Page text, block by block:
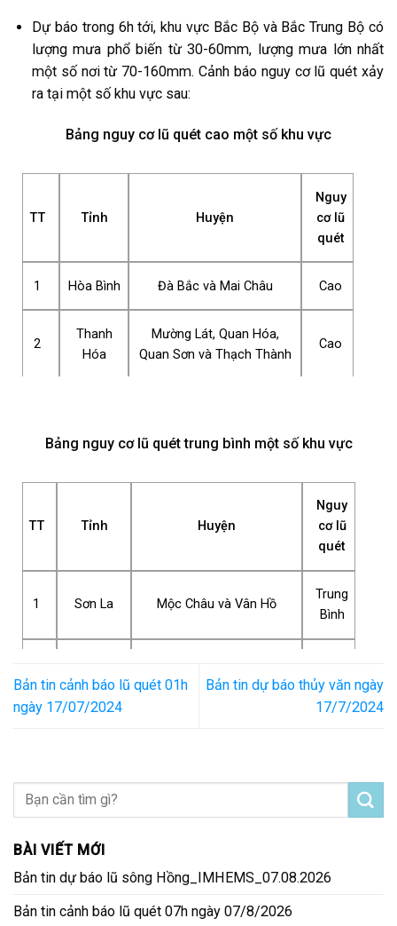
Dự báo trong 6h tới, khu vực Bắc Bộ và Bắc Trung Bộ có
lượng mưa phổ biến từ 30-60mm, lượng mưa lớn nhất
một số nơi từ 70-160mm. Cảnh báo nguy cơ lũ quét xảy
ra tại một số khu vực sau:
Bảng nguy cơ lũ quét cao một số khu vực
TT Tỉnh Huyện
Nguy
cơ lũ
quét
1 Hòa Bình Đà Bắc và Mai Châu Cao
2
Thanh
Hóa
Mường Lát, Quan Hóa,
Quan Sơn và Thạch Thành
Cao
Bảng nguy cơ lũ quét trung bình một số khu vực
TT Tỉnh Huyện
Nguy
cơ lũ
quét
1 Sơn La Mộc Châu và Vân Hồ
Trung
Bình
Ninh
Bình
Bản tin cảnh báo lũ quét 01h
ngày 17/07/2024
Bản tin dự báo thủy văn ngày
17/7/2024
BÀI VIẾT MỚI
Bản tin dự báo lũ sông Hồng_IMHEMS_07.08.2026
Bản tin cảnh báo lũ quét 07h ngày 07/8/2026